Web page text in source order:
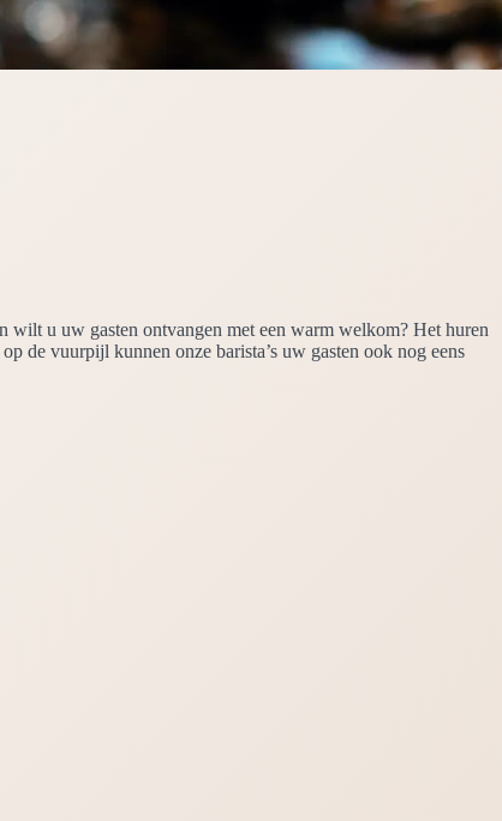
wilt u uw gasten ontvangen met een warm welkom? Het huren
de vuurpijl kunnen onze barista’s uw gasten ook nog eens